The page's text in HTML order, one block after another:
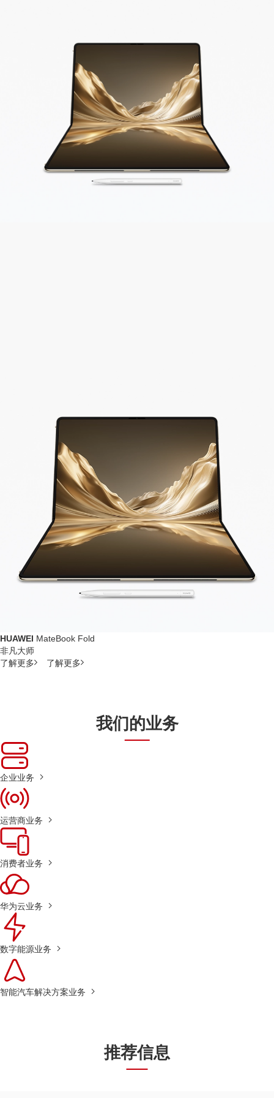
HUAWEI MateBook Fold
非凡大师
了解更多
了解更多
我们的业务
企业业务
运营商业务
消费者业务
华为云业务
数字能源业务
智能汽车解决方案业务
推荐信息